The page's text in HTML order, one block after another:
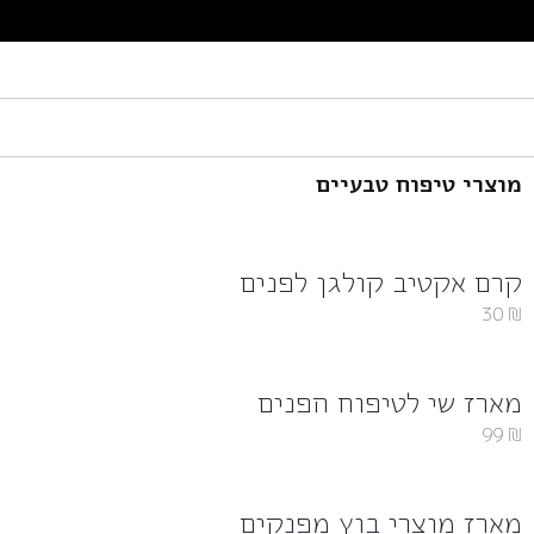
מוצרי טיפוח טבעיים
קרם אקטיב קולגן לפנים
30 ₪
מארז שי לטיפוח הפנים
99 ₪
מארז מוצרי בוץ מפנקים